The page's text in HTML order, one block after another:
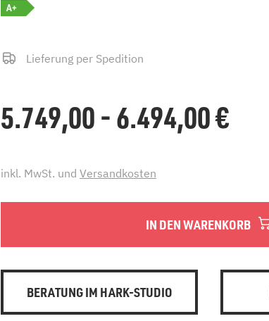
A+
Lieferung per Spedition
5.749,00 - 6.494,00€
inkl. MwSt. und Versandkosten
IN DEN WARENKORB
BERATUNG IM HARK-STUDIO